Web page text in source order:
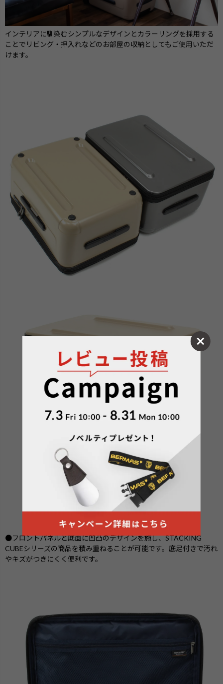
インテリアに馴染むシンプルなデザインとカラーリングを採用する
ことでリビング・押入れなどのお部屋の収納としてもご使用いただ
けます。
●フロントパネルと底面に凹凸のデザインを施し、STACKING
CUBEシリーズの商品を積み重ねることが可能です。底足付きで汚れ
やキズがつきにくく便利です。